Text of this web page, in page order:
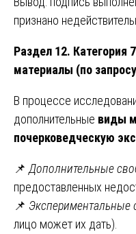
признано
Раздел 12. Категория
материалы (по
В процессе
дополнительные виды
почерковедческую
📌 Дополнительные
предоставленных
📌 Экспериментальные
лицо может их дать).